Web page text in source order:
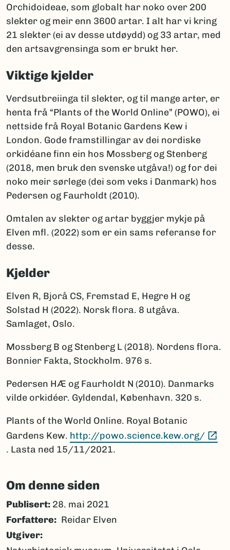
Orchidoideae, som globalt har noko over 200
slekter og meir enn 3600 artar. I alt har vi kring
21 slekter (ei av desse utdøydd) og 33 artar, med
den artsavgrensinga som er brukt her.
Viktige kjelder
Verdsutbreiinga til slekter, og til mange arter, er
henta frå “Plants of the World Online” (POWO), ei
nettside frå Royal Botanic Gardens Kew i
London. Gode framstillingar av dei nordiske
orkidéane finn ein hos Mossberg og Stenberg
(2018, men bruk den svenske utgåva!) og for dei
noko meir sørlege (dei som veks i Danmark) hos
Pedersen og Faurholdt (2010).
Omtalen av slekter og artar byggjer mykje på
Elven mfl. (2022) som er ein sams referanse for
desse.
Kjelder
Elven R, Bjorå CS, Fremstad E, Hegre H og
Solstad H (2022). Norsk flora. 8 utgåva.
Samlaget, Oslo.
Mossberg B og Stenberg L (2018). Nordens flora.
Bonnier Fakta, Stockholm. 976 s.
Pedersen HÆ og Faurholdt N (2010). Danmarks
vilde orkidéer. Gyldendal, København. 320 s.
Plants of the World Online. Royal Botanic
Gardens Kew. http://powo.science.kew.org/
. Lasta ned 15/11/2021.
Om denne siden
Publisert: 28. mai 2021
Forfattere
Reidar Elven
Utgiver